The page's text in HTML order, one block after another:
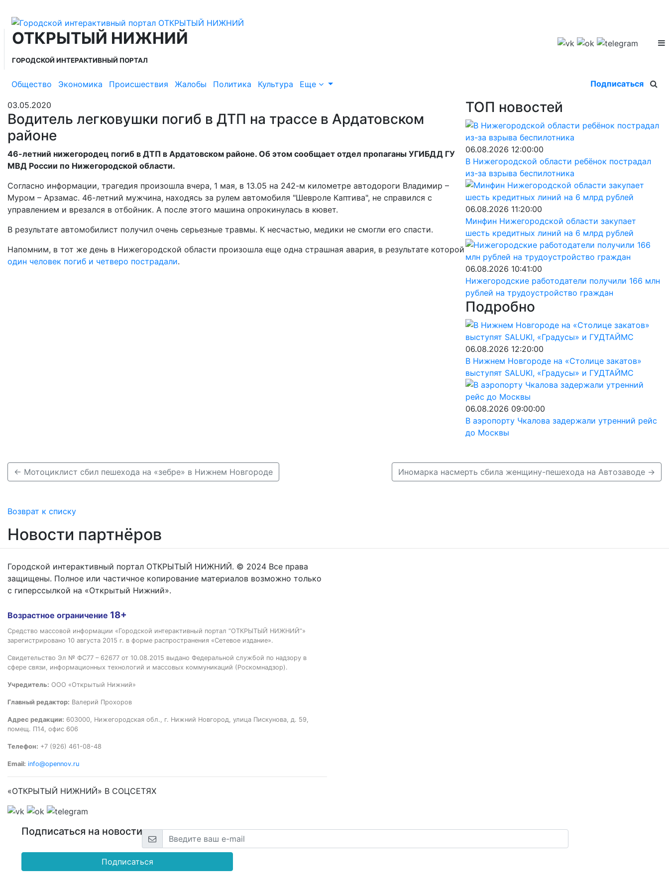
ОТКРЫТЫЙ НИЖНИЙ
ГОРОДСКОЙ ИНТЕРАКТИВНЫЙ ПОРТАЛ
Общество Экономика Происшествия Жалобы Политика Культура Еще Подписаться
03.05.2020
Водитель легковушки погиб в ДТП на трассе в Ардатовском
районе
46-летний нижегородец погиб в ДТП в Ардатовском районе. Об этом сообщает отдел пропаганы УГИБДД ГУ
МВД России по Нижегородской области.
Согласно информации, трагедия произошла вчера, 1 мая, в 13.05 на 242-м километре автодороги Владимир –
Муром – Арзамас. 46-летний мужчина, находясь за рулем автомобиля "Шевроле Каптива", не справился с
управлением и врезался в отбойник. А после этого машина опрокинулась в кювет.
В результате автомобилист получил очень серьезные травмы. К несчастью, медики не смогли его спасти.
Напомним, в тот же день в Нижегородской области произошла еще одна страшная авария, в результате которой
один человек погиб и четверо пострадали.
ТОП новостей
06.08.2026 12:00:00
В Нижегородской области ребёнок пострадал
из-за взрыва беспилотника
06.08.2026 11:20:00
Минфин Нижегородской области закупает
шесть кредитных линий на 6 млрд рублей
06.08.2026 10:41:00
Нижегородские работодатели получили 166 млн
рублей на трудоустройство граждан
Подробно
06.08.2026 12:20:00
В Нижнем Новгороде на «Столице закатов»
выступят SALUKI, «Градусы» и ГУДТАЙМС
06.08.2026 09:00:00
В аэропорту Чкалова задержали утренний рейс
до Москвы
← Мотоциклист сбил пешехода на «зебре» в Нижнем Новгороде Иномарка насмерть сбила женщину-пешехода на Автозаводе →
Возврат к списку
Новости партнёров
Городской интерактивный портал ОТКРЫТЫЙ НИЖНИЙ. © 2024 Все права
защищены. Полное или частичное копирование материалов возможно только
с гиперссылкой на «Открытый Нижний».
Возрастное ограничение 18+
Средство массовой информации «Городской интерактивный портал “ОТКРЫТЫЙ НИЖНИЙ”»
зарегистрировано 10 августа 2015 г. в форме распространения «Сетевое издание».
Свидетельство Эл № ФС77 – 62677 от 10.08.2015 выдано Федеральной службой по надзору в
сфере связи, информационных технологий и массовых коммуникаций (Роскомнадзор).
Учредитель: ООО «Открытый Нижний»
Главный редактор: Валерий Прохоров
Адрес редакции: 603000, Нижегородская обл., г. Нижний Новгород, улица Пискунова, д. 59,
помещ. П14, офис 606
Телефон: +7 (926) 461-08-48
Email: info@opennov.ru
«ОТКРЫТЫЙ НИЖНИЙ» В СОЦСЕТЯХ
Подписаться на новости
Подписаться